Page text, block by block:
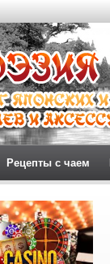
Рецепты с чаем